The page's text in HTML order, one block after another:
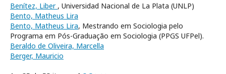
Benítez, Liber , Universidad Nacional de La Plata (UNLP)
Bento, Matheus Lira
Bento, Matheus Lira, Mestrando em Sociologia pelo
Programa em Pós-Graduação em Sociologia (PPGS UFPel).
Beraldo de Oliveira, Marcella
Berger, Mauricio